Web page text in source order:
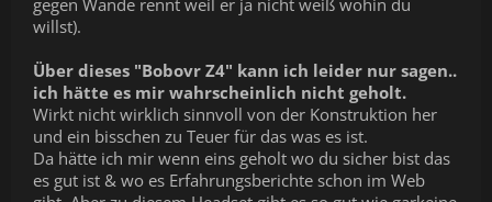
gegen Wände rennt weil er ja nicht weiß wohin du
willst).
Über dieses "Bobovr Z4" kann ich leider nur sagen..
ich hätte es mir wahrscheinlich nicht geholt.
Wirkt nicht wirklich sinnvoll von der Konstruktion her
und ein bisschen zu Teuer für das was es ist.
Da hätte ich mir wenn eins geholt wo du sicher bist das
es gut ist & wo es Erfahrungsberichte schon im Web